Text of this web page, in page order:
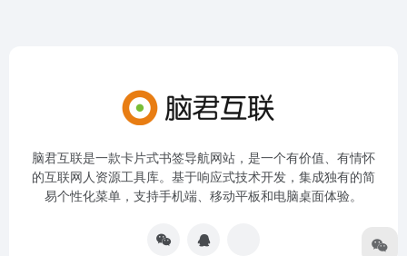
脑君互联是一款卡片式书签导航网站，是一个有价值、有情怀
的互联网人资源工具库。基于响应式技术开发，集成独有的简
易个性化菜单，支持手机端、移动平板和电脑桌面体验。